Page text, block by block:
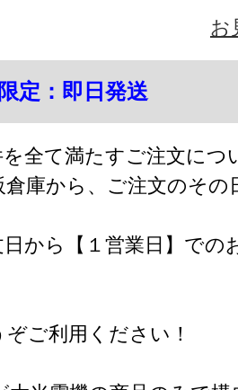
お
定：即日発送
全て満たすご注文につ
倉庫から、ご注文のそ
から【１営業日】での
ご利用ください！